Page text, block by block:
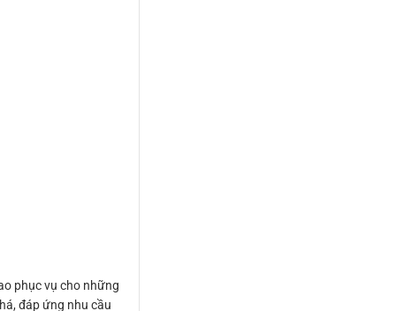
phục vụ cho những
đáp ứng nhu cầu